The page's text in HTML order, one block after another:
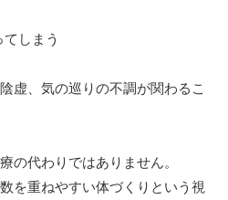
しまう
虚、気の巡りの不調が関わるこ
の代わりではありません。
を重ねやすい体づくりという視